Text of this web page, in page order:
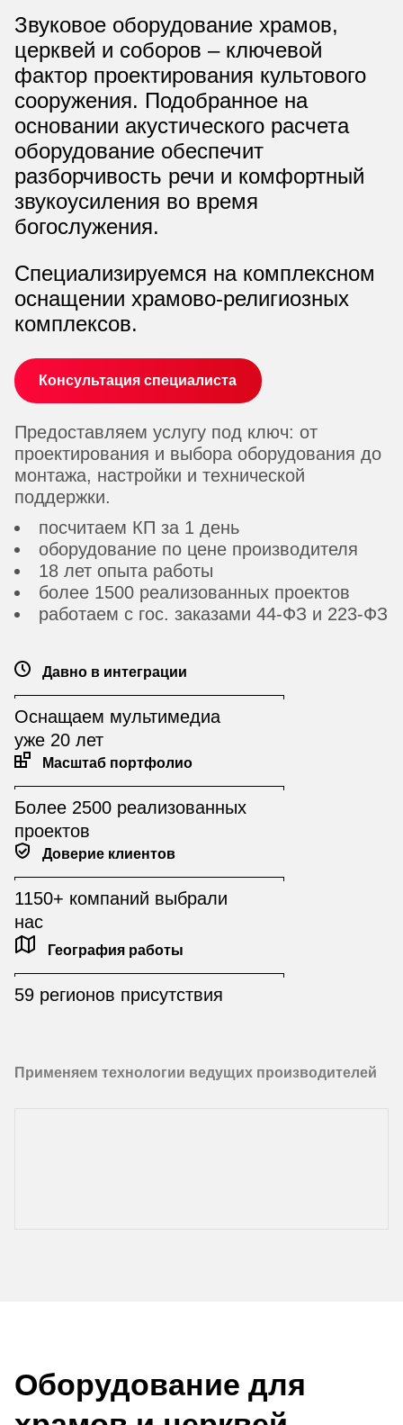
Звуковое оборудование храмов,
церквей и соборов – ключевой
фактор проектирования культового
сооружения. Подобранное на
основании акустического расчета
оборудование обеспечит
разборчивость речи и комфортный
звукоусиления во время
богослужения.
Специализируемся на комплексном
оснащении храмово-религиозных
комплексов.
Консультация специалиста
Предоставляем услугу под ключ: от
проектирования и выбора оборудования до
монтажа, настройки и технической
поддержки.
посчитаем КП за 1 день
оборудование по цене производителя
18 лет опыта работы
более 1500 реализованных проектов
работаем с гос. заказами 44-ФЗ и 223-ФЗ
Давно в интеграции
Оснащаем мультимедиа
уже 20 лет
Масштаб портфолио
Более 2500 реализованных
проектов
Доверие клиентов
1150+ компаний выбрали
нас
География работы
59 регионов присутствия
Применяем технологии ведущих производителей
Оборудование для